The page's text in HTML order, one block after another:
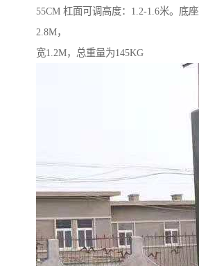
55CM 杠面可调高度：1.2-1.6米。底座
2.8M，
宽1.2M，总重量为145KG